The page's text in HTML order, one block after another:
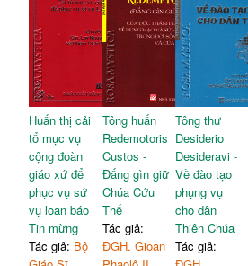
Huấn thị cải
tổ mục vụ
cộng đoàn
giáo xứ để
phục vụ sứ
vụ loan báo
Tin mừng
Tác giả: Bộ
Tông huấn
Redemotoris
Custos -
Đấng gìn giữ
Chúa Cứu
Thế
Tác giả:
ĐGH. Gioan
Tông thư
Desiderio
Desideravi -
Về đào tạo
phụng vụ
cho dân
Thiên Chúa
Tác giả: